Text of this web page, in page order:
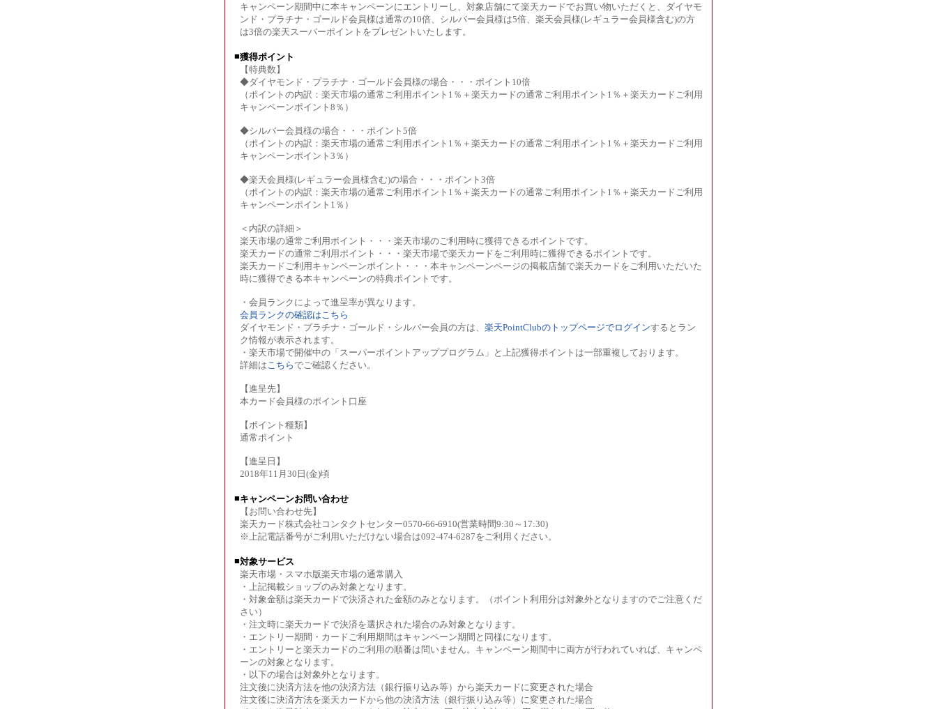
キャンペーン期間中に本キャンペーンにエントリーし、対象店舗にて楽天カードでお買い物いただくと、ダイヤモ
ンド・プラチナ・ゴールド会員様は通常の10倍、シルバー会員様は5倍、楽天会員様(レギュラー会員様含む)の方
は3倍の楽天スーパーポイントをプレゼントいたします。
■獲得ポイント
【特典数】
◆ダイヤモンド・プラチナ・ゴールド会員様の場合・・・ポイント10倍
（ポイントの内訳：楽天市場の通常ご利用ポイント1％＋楽天カードの通常ご利用ポイント1％＋楽天カードご利用
キャンペーンポイント8％）
◆シルバー会員様の場合・・・ポイント5倍
（ポイントの内訳：楽天市場の通常ご利用ポイント1％＋楽天カードの通常ご利用ポイント1％＋楽天カードご利用
キャンペーンポイント3％）
◆楽天会員様(レギュラー会員様含む)の場合・・・ポイント3倍
（ポイントの内訳：楽天市場の通常ご利用ポイント1％＋楽天カードの通常ご利用ポイント1％＋楽天カードご利用
キャンペーンポイント1％）
＜内訳の詳細＞
楽天市場の通常ご利用ポイント・・・楽天市場のご利用時に獲得できるポイントです。
楽天カードの通常ご利用ポイント・・・楽天市場で楽天カードをご利用時に獲得できるポイントです。
楽天カードご利用キャンペーンポイント・・・本キャンペーンページの掲載店舗で楽天カードをご利用いただいた
時に獲得できる本キャンペーンの特典ポイントです。
・会員ランクによって進呈率が異なります。
会員ランクの確認はこちら
ダイヤモンド・プラチナ・ゴールド・シルバー会員の方は、 楽天PointClubのトップページでログインするとラン
ク情報が表示されます。
・楽天市場で開催中の「スーパーポイントアッププログラム」と上記獲得ポイントは一部重複しております。
詳細は こちら でご確認ください。
【進呈先】
本カード会員様のポイント口座
【ポイント種類】
通常ポイント
【進呈日】
2018年11月30日(金)頃
■キャンペーンお問い合わせ
【お問い合わせ先】
楽天カード株式会社コンタクトセンター0570-66-6910(営業時間9:30～17:30)
※上記電話番号がご利用いただけない場合は092-474-6287をご利用ください。
■対象サービス
楽天市場・スマホ版楽天市場の通常購入
・上記掲載ショップのみ対象となります。
・対象金額は楽天カードで決済された金額のみとなります。（ポイント利用分は対象外となりますのでご注意くだ
さい）
・注文時に楽天カードで決済を選択された場合のみ対象となります。
・エントリー期間・カードご利用期間はキャンペーン期間と同様になります。
・エントリーと楽天カードのご利用の順番は問いません。キャンペーン期間中に両方が行われていれば、キャンペ
ーンの対象となります。
・以下の場合は対象外となります。
注文後に決済方法を他の決済方法（銀行振り込み等）から楽天カードに変更された場合
注文後に決済方法を楽天カードから他の決済方法（銀行振り込み等）に変更された場合